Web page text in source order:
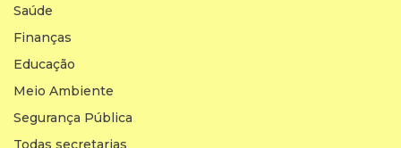
Saúde
Finanças
Educação
Meio Ambiente
Segurança Pública
Todas secretarias